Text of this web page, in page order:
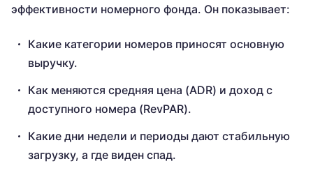
эффективности номерного фонда. Он показывает:
Какие категории номеров приносят основную
выручку.
Как меняются средняя цена (ADR) и доход с
доступного номера (RevPAR).
Какие дни недели и периоды дают стабильную
загрузку, а где виден спад.